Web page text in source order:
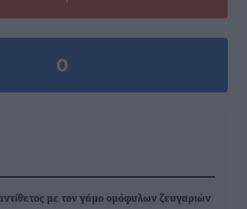
0
με τον γάμο ομόφυλων ζευγαριών